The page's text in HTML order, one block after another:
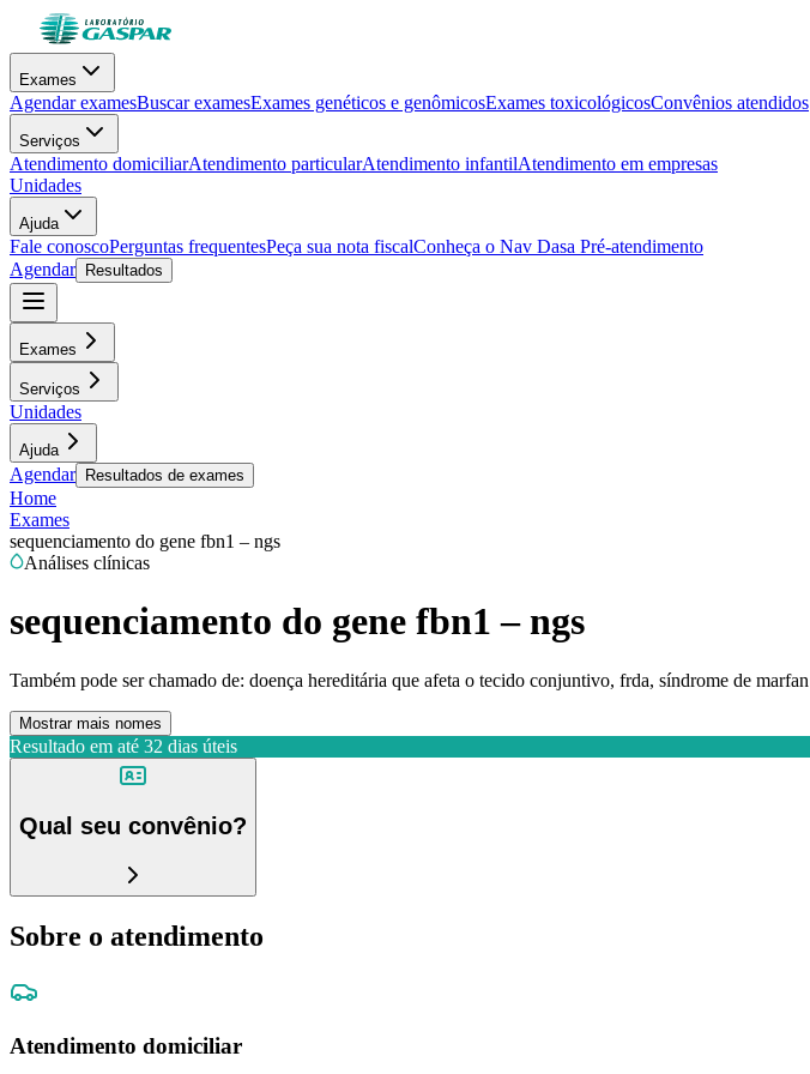
Exames
Agendar examesBuscar examesExames genéticos e genômicosExames toxicológicosConvênios atendidos
Serviços
Atendimento domiciliarAtendimento particularAtendimento infantilAtendimento em empresas
Unidades
Ajuda
Fale conoscoPerguntas frequentesPeça sua nota fiscalConheça o Nav Dasa Pré-atendimento
Agendar
Resultados
Exames
Serviços
Unidades
Ajuda
Agendar Resultados de exames
Home
Exames
sequenciamento do gene fbn1 – ngs
Análises clínicas
sequenciamento do gene fbn1 – ngs
Também pode ser chamado de: doença hereditária que afeta o tecido conjuntivo, frda, síndrome de marfan
Mostrar mais nomes
Resultado em até 32 dias úteis
Qual seu convênio?
Sobre o atendimento
Atendimento domiciliar